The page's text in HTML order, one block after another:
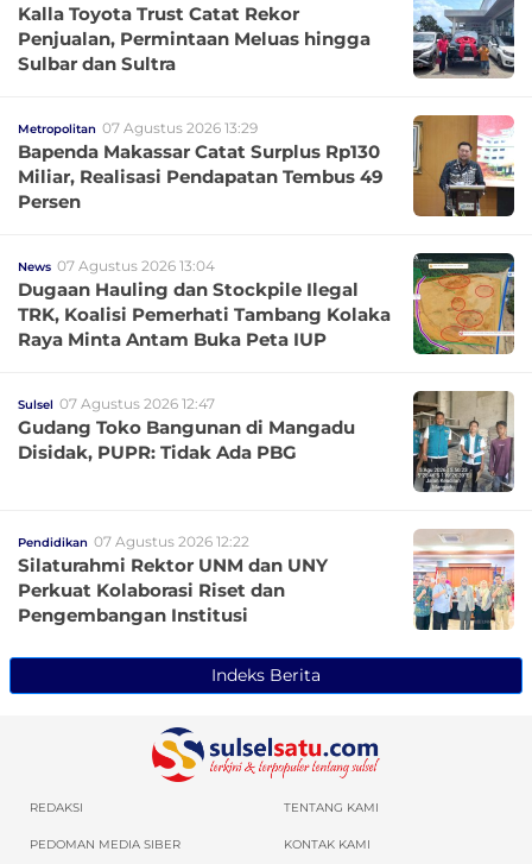
Kalla Toyota Trust Catat Rekor
Penjualan, Permintaan Meluas hingga
Sulbar dan Sultra
Metropolitan 07 Agustus 2026 13:29
Bapenda Makassar Catat Surplus Rp130
Miliar, Realisasi Pendapatan Tembus 49
Persen
News 07 Agustus 2026 13:04
Dugaan Hauling dan Stockpile Ilegal
TRK, Koalisi Pemerhati Tambang Kolaka
Raya Minta Antam Buka Peta IUP
Sulsel 07 Agustus 2026 12:47
Gudang Toko Bangunan di Mangadu
Disidak, PUPR: Tidak Ada PBG
Pendidikan 07 Agustus 2026 12:22
Silaturahmi Rektor UNM dan UNY
Perkuat Kolaborasi Riset dan
Pengembangan Institusi
Indeks Berita
REDAKSI TENTANG KAMI
PEDOMAN MEDIA SIBER KONTAK KAMI